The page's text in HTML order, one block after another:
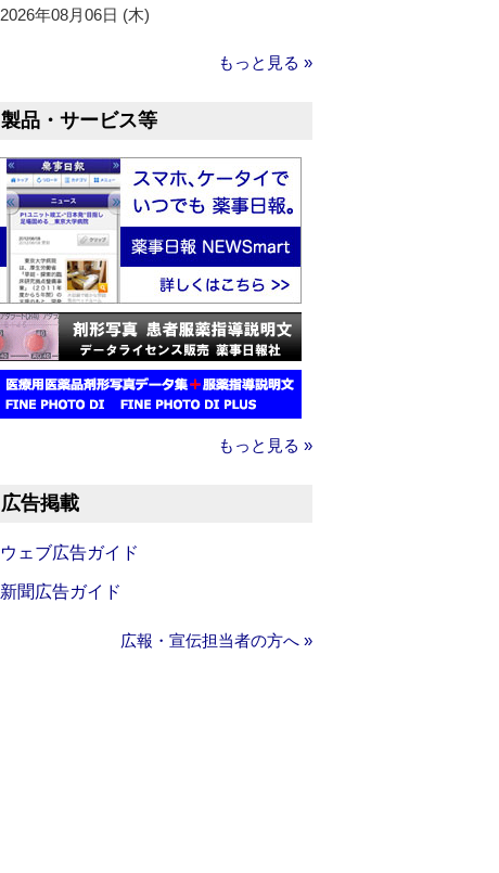
2026年08月06日 (木)
もっと見る »
製品・サービス等
もっと見る »
広告掲載
ウェブ広告ガイド
新聞広告ガイド
広報・宣伝担当者の方へ »